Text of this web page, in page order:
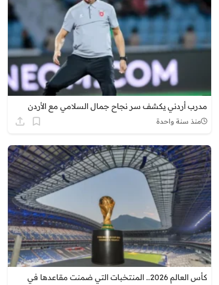
مدرب أردني يكشف سر نجاح جمال السلامي مع الأردن
منذ سنة واحدة
كأس العالم 2026.. المنتخبات التي ضمنت مقاعدها في